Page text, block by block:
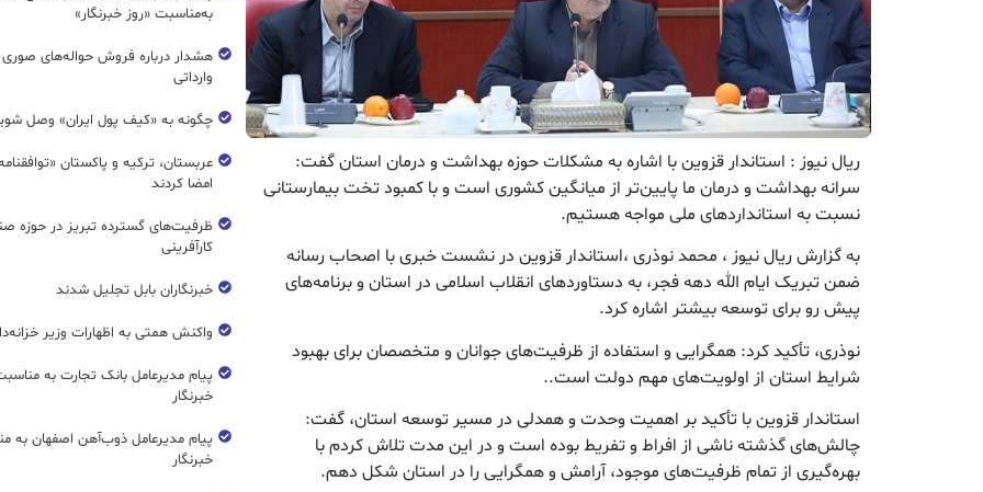
ریال نیوز : استاندار قزوین با اشاره به مشکلات حوزه بهداشت و درمان استان گفت:
سرانه بهداشت و درمان ما پایین‌تر از میانگین کشوری است و با کمبود تخت بیمارستانی
نسبت به استانداردهای ملی مواجه هستیم.
به گزارش ریال نیوز ، محمد نوذری ،استاندار قزوین در نشست خبری با اصحاب رسانه
ضمن تبریک ایام الله دهه فجر، به دستاوردهای انقلاب اسلامی در استان و برنامه‌های
پیش رو برای توسعه بیشتر اشاره کرد.
نوذری، تأکید کرد: همگرایی و استفاده از ظرفیت‌های جوانان و متخصصان برای بهبود
شرایط استان از اولویت‌های مهم دولت است..
استاندار قزوین با تأکید بر اهمیت وحدت و همدلی در مسیر توسعه استان، گفت:
چالش‌های گذشته ناشی از افراط و تفریط بوده است و در این مدت تلاش کردم با
بهره‌گیری از تمام ظرفیت‌های موجود، آرامش و همگرایی را در استان شکل دهم.
به‌مناسبت «روز خبرنگار»
هشدار درباره فروش حواله‌های
وارداتی
چگونه به «کیف پول ایران» وصل
عربستان، ترکیه و پاکستان
امضا کردند
ظرفیت‌های گسترده‌ تبریز در حوزه
کارآفرینی
خبرنگاران بابل تجلیل شدند
واکنش همتی به اظهارات وزیر
پیام مدیرعامل بانک تجارت به
خبرنگار
پیام مدیرعامل ذوب‌آهن اصفهان به
خبرنگار